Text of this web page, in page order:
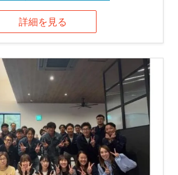
詳細を見る